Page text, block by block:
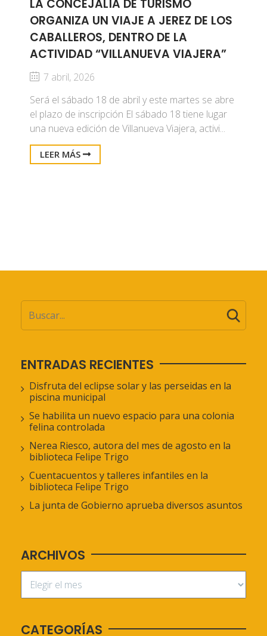
LA CONCEJALÍA DE TURISMO
ORGANIZA UN VIAJE A JEREZ DE LOS
CABALLEROS, DENTRO DE LA
ACTIVIDAD “VILLANUEVA VIAJERA”
7 abril, 2026
Será el sábado 18 de abril y este martes se abre
el plazo de inscripción El sábado 18 tiene lugar
una nueva edición de Villanueva Viajera, activi...
LEER MÁS
ENTRADAS RECIENTES
Disfruta del eclipse solar y las perseidas en la
piscina municipal
Se habilita un nuevo espacio para una colonia
felina controlada
Nerea Riesco, autora del mes de agosto en la
biblioteca Felipe Trigo
Cuentacuentos y talleres infantiles en la
biblioteca Felipe Trigo
La junta de Gobierno aprueba diversos asuntos
ARCHIVOS
CATEGORÍAS